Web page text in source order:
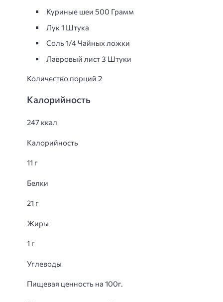
Куриные шеи 500 Грамм
Лук 1 Штука
Соль 1/4 Чайных ложки
Лавровый лист 3 Штуки
Количество порций 2
Калорийность
247 ккал
Калорийность
11 г
Белки
21 г
Жиры
1 г
Углеводы
Пищевая ценность на 100г.